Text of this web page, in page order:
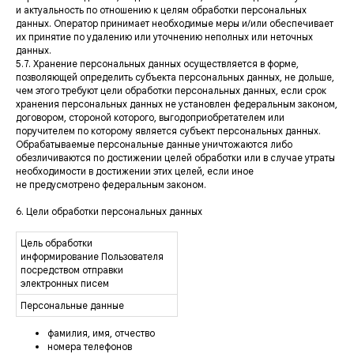
и актуальность по отношению к целям обработки персональных
данных. Оператор принимает необходимые меры и/или обеспечивает
их принятие по удалению или уточнению неполных или неточных
данных.
5.7. Хранение персональных данных осуществляется в форме,
позволяющей определить субъекта персональных данных, не дольше,
чем этого требуют цели обработки персональных данных, если срок
хранения персональных данных не установлен федеральным законом,
договором, стороной которого, выгодоприобретателем или
поручителем по которому является субъект персональных данных.
Обрабатываемые персональные данные уничтожаются либо
обезличиваются по достижении целей обработки или в случае утраты
необходимости в достижении этих целей, если иное
не предусмотрено федеральным законом.
6. Цели обработки персональных данных
Цель обработки
информирование Пользователя
посредством отправки
электронных писем
Персональные данные
фамилия, имя, отчество
номера телефонов